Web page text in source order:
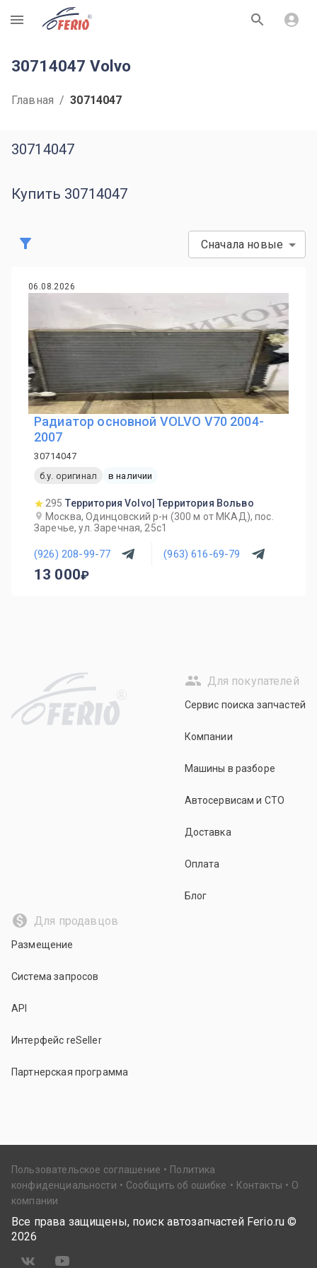
R
30714047 Volvo
Главная / 30714047
30714047
Купить 30714047
Сначала новые
06.08.2026
Радиатор основной VOLVO V70 2004-
2007
30714047
б.у. оригинал
в наличии
295 Территория Volvo| Территория Вольво
Москва, Одинцовский р-н (300 м от МКАД), пос.
Заречье, ул. Заречная, 25с1
(926) 208-99-77 (963) 616-69-79
13 000
R
Для покупателей
Сервис поиска запчастей
Компании
Машины в разборе
Автосервисам и СТО
Доставка
Оплата
Блог
Для продавцов
Размещение
Система запросов
API
Интерфейс reSeller
Партнерская программа
Пользовательское соглашение
Политика
конфиденциальности
Сообщить об ошибке Контакты
О
компании
Все права защищены, поиск автозапчастей Ferio.ru ©
2026